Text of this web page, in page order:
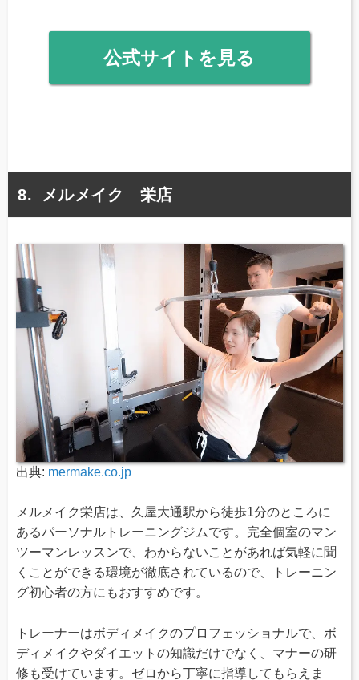
公式サイトを見る
メルメイク 栄店
出典: mermake.co.jp
メルメイク栄店は、久屋大通駅から徒歩1分のところに
あるパーソナルトレーニングジムです。完全個室のマン
ツーマンレッスンで、わからないことがあれば気軽に聞
くことができる環境が徹底されているので、トレーニン
グ初心者の方にもおすすめです。
トレーナーはボディメイクのプロフェッショナルで、ボ
ディメイクやダイエットの知識だけでなく、マナーの研
修も受けています。ゼロから丁寧に指導してもらえま